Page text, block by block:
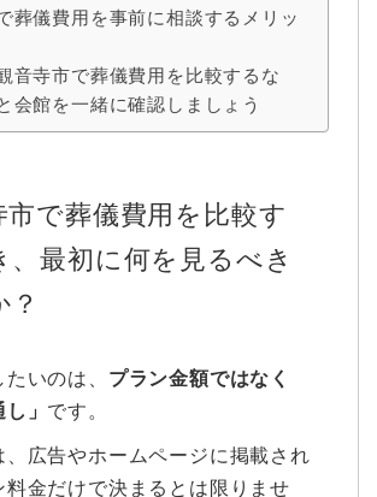
葬儀費用を事前に相談するメリッ
音寺市で葬儀費用を比較するな
会館を一緒に確認しましょう
市で葬儀費用を比較す
、最初に何を見るべき
いのは、 プラン金額ではなく
」 です。
、広告やホームページに掲載され
料金だけで決まるとは限りませ